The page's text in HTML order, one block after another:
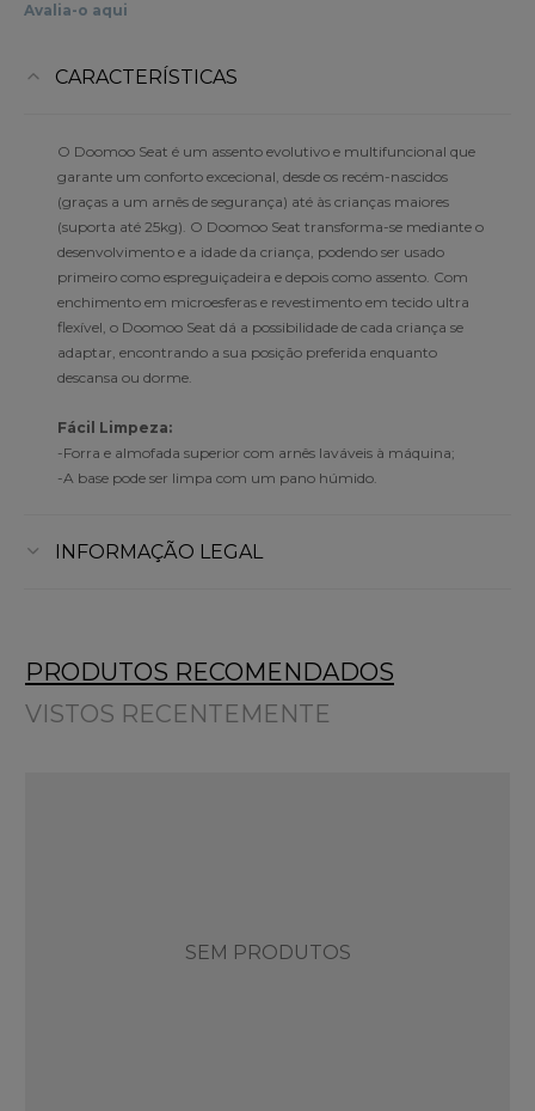
Avalia-o aqui
CARACTERÍSTICAS
O Doomoo Seat é um assento evolutivo e multifuncional que
garante um conforto excecional, desde os recém-nascidos
(graças a um arnês de segurança) até às crianças maiores
(suporta até 25kg). O Doomoo Seat transforma-se mediante o
desenvolvimento e a idade da criança, podendo ser usado
primeiro como espreguiçadeira e depois como assento. Com
enchimento em microesferas e revestimento em tecido ultra
flexível, o Doomoo Seat dá a possibilidade de cada criança se
adaptar, encontrando a sua posição preferida enquanto
descansa ou dorme.
Fácil Limpeza:
-Forra e almofada superior com arnês laváveis à máquina;
-A base pode ser limpa com um pano húmido.
INFORMAÇÃO LEGAL
PRODUTOS RECOMENDADOS
VISTOS RECENTEMENTE
SEM PRODUTOS